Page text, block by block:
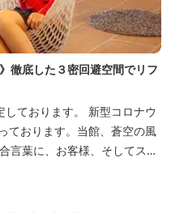
徹底した３密回避空間でリフ
す。 新型コロナウ
ております。当館、蒼空の風
言葉に、お客様、そしてスタ
めに、館内設備、オペレーシ
す。 ※「３密・感染対策の見